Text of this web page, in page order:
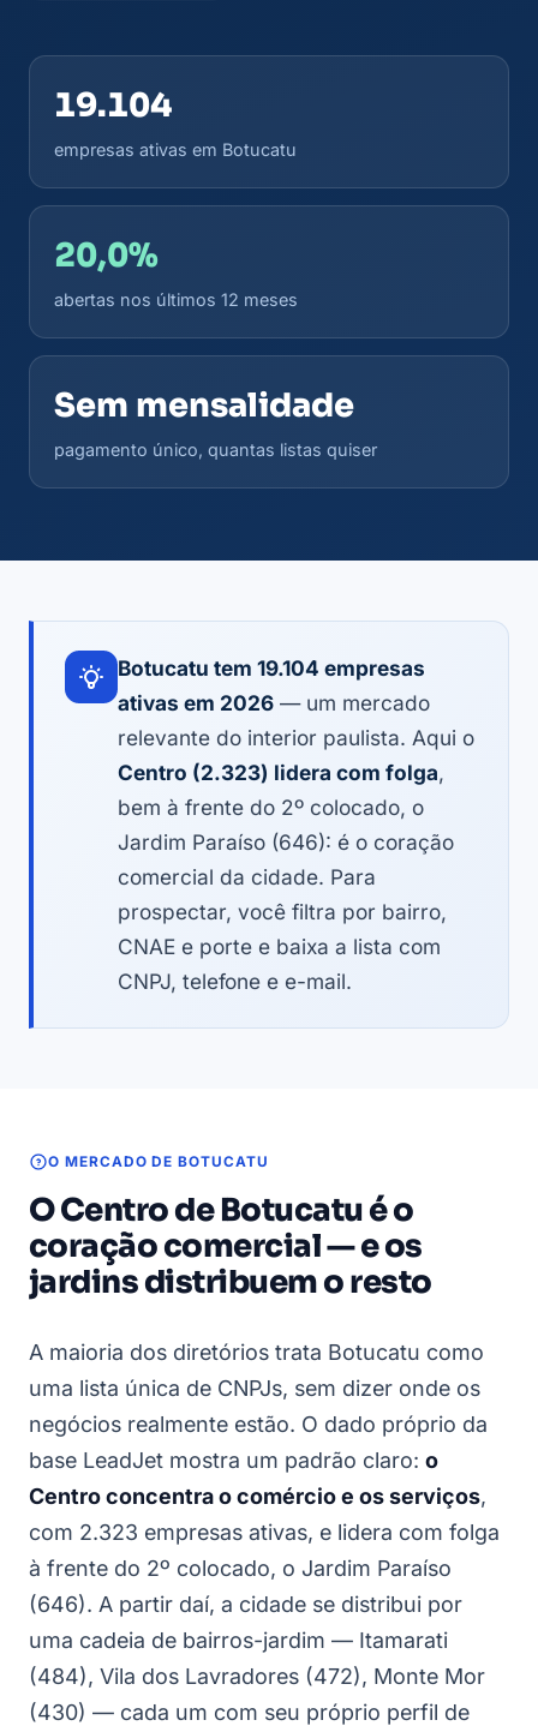
19.104
empresas ativas em Botucatu
20,0%
abertas nos últimos 12 meses
Sem mensalidade
pagamento único, quantas listas quiser
Botucatu tem 19.104 empresas
ativas em 2026 — um mercado
relevante do interior paulista. Aqui o
Centro (2.323) lidera com folga,
bem à frente do 2º colocado, o
Jardim Paraíso (646): é o coração
comercial da cidade. Para
prospectar, você filtra por bairro,
CNAE e porte e baixa a lista com
CNPJ, telefone e e-mail.
O MERCADO DE BOTUCATU
O Centro de Botucatu é o
coração comercial — e os
jardins distribuem o resto
A maioria dos diretórios trata Botucatu como
uma lista única de CNPJs, sem dizer onde os
negócios realmente estão. O dado próprio da
base LeadJet mostra um padrão claro: o
Centro concentra o comércio e os serviços,
com 2.323 empresas ativas, e lidera com folga
à frente do 2º colocado, o Jardim Paraíso
(646). A partir daí, a cidade se distribui por
uma cadeia de bairros-jardim — Itamarati
(484), Vila dos Lavradores (472), Monte Mor
(430) — cada um com seu próprio perfil de